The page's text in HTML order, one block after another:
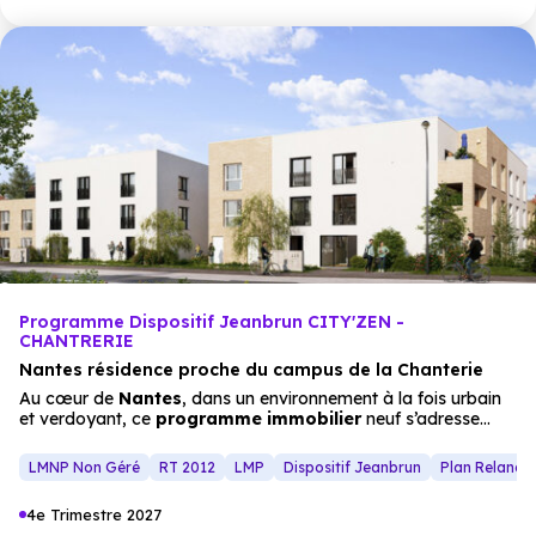
Programme Dispositif Jeanbrun CITY'ZEN -
CHANTRERIE
Nantes résidence proche du campus de la Chanterie
Au cœur de Nantes, dans un environnement à la fois urbain
et verdoyant, ce programme immobilierneuf s’adresse
pérenne. Située à deux pas destransportsen commun et à
15 minutes du campus de la Chantrerie, la résidence bénéficie
Bordée par l’Erdre et entourée de vastes espaces naturels
LMNP Non Géré RT 2012 LMP Dispositif Jeanbrun Plan
4e Trimestre 2027